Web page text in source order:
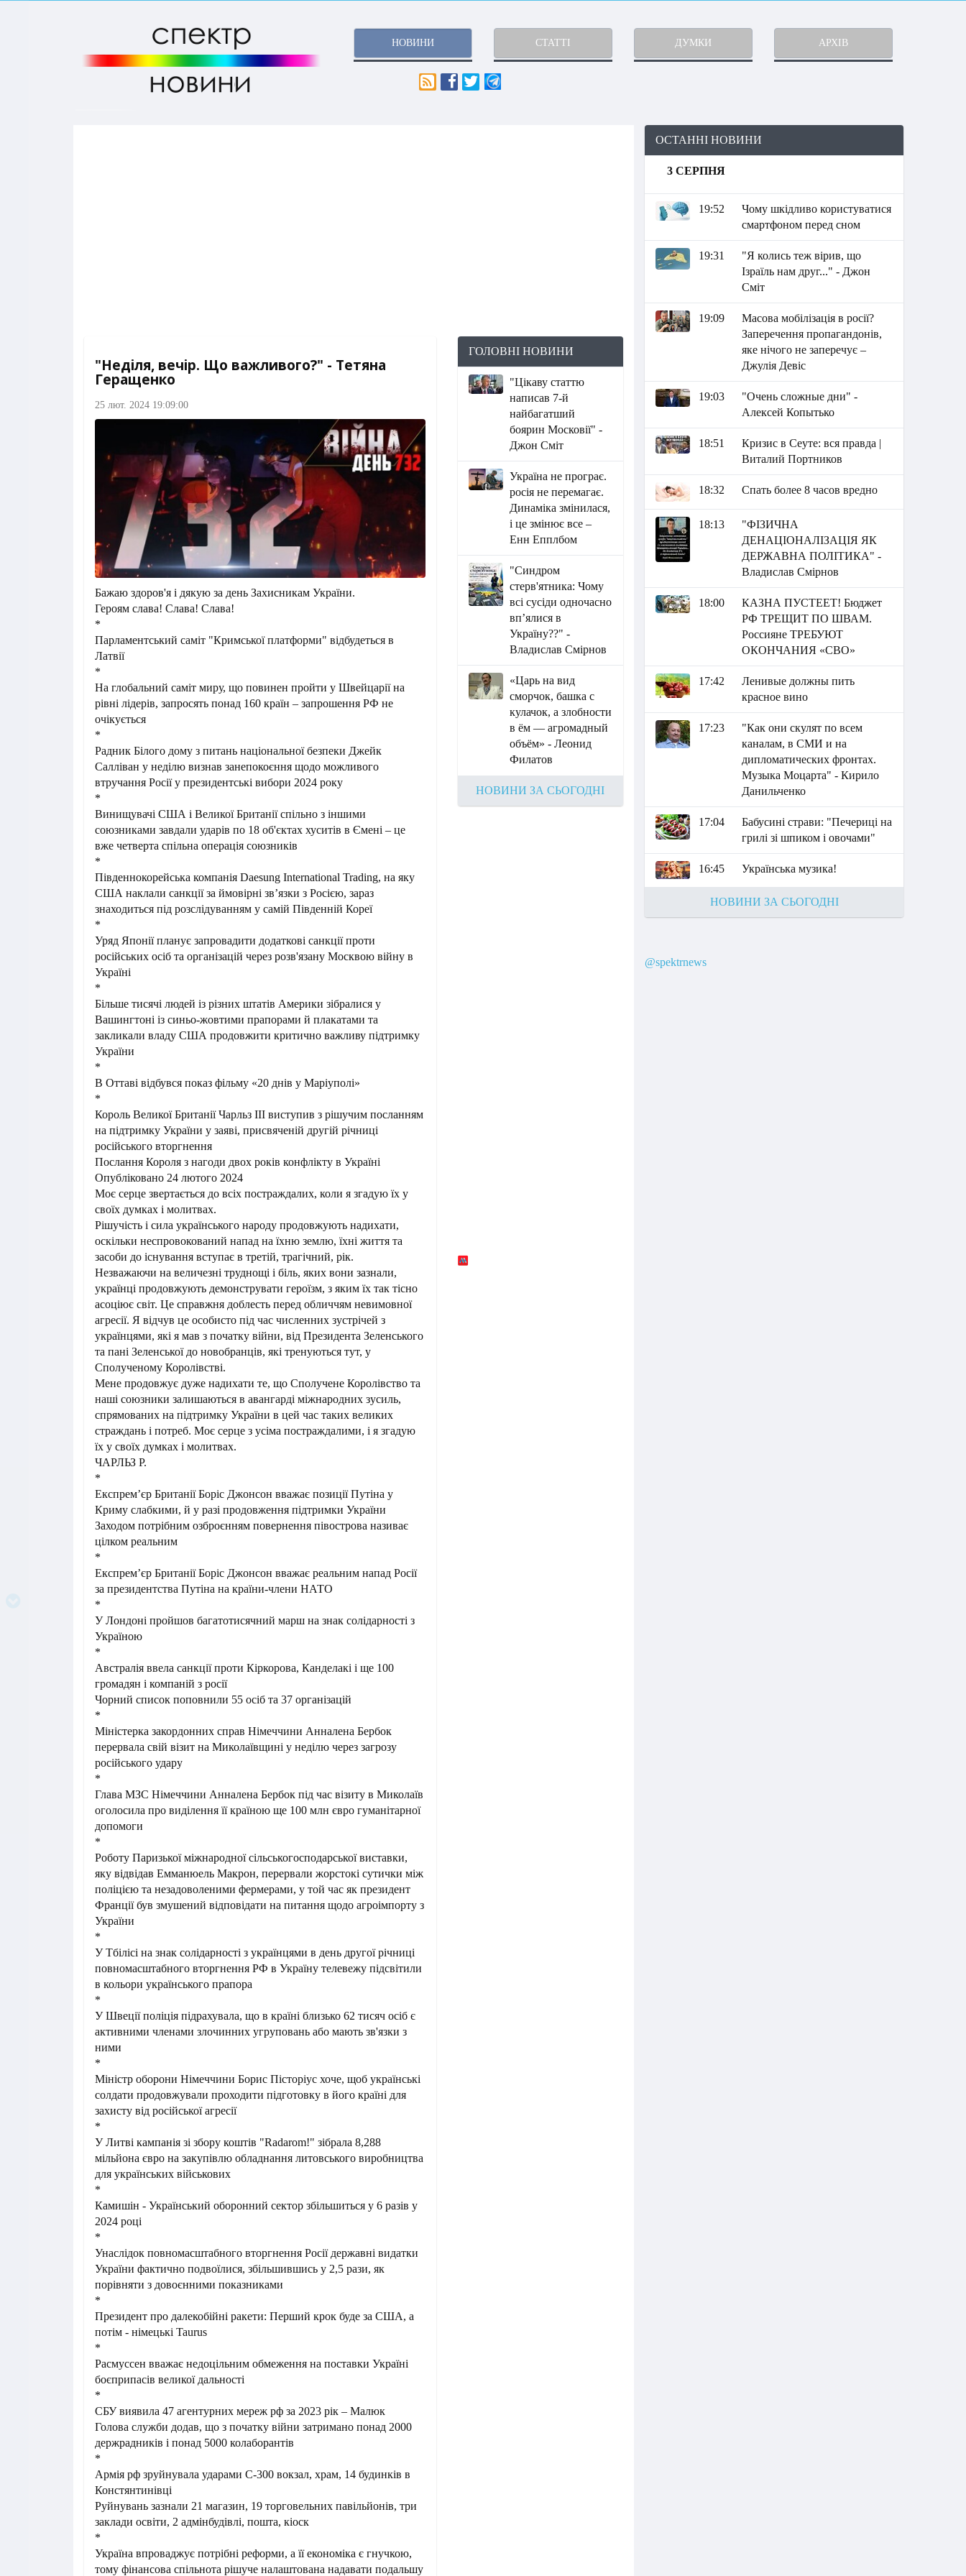
НОВИНИ СТАТТІ ДУМКИ АРХІВ
"Неділя, вечір. Що важливого?" - Тетяна
Геращенко
25 лют. 2024 19:09:00
Бажаю здоров'я і дякую за день Захисникам України.
Героям слава! Слава! Слава!
*
Парламентський саміт "Кримської платформи" відбудеться в
Латвії
*
На глобальний саміт миру, що повинен пройти у Швейцарії на
рівні лідерів, запросять понад 160 країн – запрошення РФ не
очікується
*
Радник Білого дому з питань національної безпеки Джейк
Салліван у неділю визнав занепокоєння щодо можливого
втручання Росії у президентські вибори 2024 року
*
Винищувачі США і Великої Британії спільно з іншими
союзниками завдали ударів по 18 об'єктах хуситів в Ємені – це
вже четверта спільна операція союзників
*
Південнокорейська компанія Daesung International Trading, на яку
США наклали санкції за ймовірні зв’язки з Росією, зараз
знаходиться під розслідуванням у самій Південній Кореї
*
Уряд Японії планує запровадити додаткові санкції проти
російських осіб та організацій через розв'язану Москвою війну в
Україні
*
Більше тисячі людей із різних штатів Америки зібралися у
Вашингтоні із синьо-жовтими прапорами й плакатами та
закликали владу США продовжити критично важливу підтримку
України
*
В Оттаві відбувся показ фільму «20 днів у Маріуполі»
*
Король Великої Британії Чарльз ІІІ виступив з рішучим посланням
на підтримку України у заяві, присвяченій другій річниці
російського вторгнення
Послання Короля з нагоди двох років конфлікту в Україні
Опубліковано 24 лютого 2024
Моє серце звертається до всіх постраждалих, коли я згадую їх у
своїх думках і молитвах.
Рішучість і сила українського народу продовжують надихати,
оскільки неспровокований напад на їхню землю, їхні життя та
засоби до існування вступає в третій, трагічний, рік.
Незважаючи на величезні труднощі і біль, яких вони зазнали,
українці продовжують демонструвати героїзм, з яким їх так тісно
асоціює світ. Це справжня доблесть перед обличчям невимовної
агресії. Я відчув це особисто під час численних зустрічей з
українцями, які я мав з початку війни, від Президента Зеленського
та пані Зеленської до новобранців, які тренуються тут, у
Сполученому Королівстві.
Мене продовжує дуже надихати те, що Сполучене Королівство та
наші союзники залишаються в авангарді міжнародних зусиль,
спрямованих на підтримку України в цей час таких великих
страждань і потреб. Моє серце з усіма постраждалими, і я згадую
їх у своїх думках і молитвах.
ЧАРЛЬЗ Р.
*
Експрем’єр Британії Боріс Джонсон вважає позиції Путіна у
Криму слабкими, й у разі продовження підтримки України
Заходом потрібним озброєнням повернення півострова називає
цілком реальним
*
Експрем’єр Британії Боріс Джонсон вважає реальним напад Росії
за президентства Путіна на країни-члени НАТО
*
У Лондоні пройшов багатотисячний марш на знак солідарності з
Україною
*
Австралія ввела санкції проти Кіркорова, Канделакі і ще 100
громадян і компаній з росії
Чорний список поповнили 55 осіб та 37 організацій
*
Міністерка закордонних справ Німеччини Анналена Бербок
перервала свій візит на Миколаївщині у неділю через загрозу
російського удару
*
Глава МЗС Німеччини Анналена Бербок під час візиту в Миколаїв
оголосила про виділення її країною ще 100 млн євро гуманітарної
допомоги
*
Роботу Паризької міжнародної сільськогосподарської виставки,
яку відвідав Емманюель Макрон, перервали жорстокі сутички між
поліцією та незадоволеними фермерами, у той час як президент
Франції був змушений відповідати на питання щодо агроімпорту з
України
*
У Тбілісі на знак солідарності з українцями в день другої річниці
повномасштабного вторгнення РФ в Україну телевежу підсвітили
в кольори українського прапора
*
У Швеції поліція підрахувала, що в країні близько 62 тисяч осіб є
активними членами злочинних угруповань або мають зв'язки з
ними
*
Міністр оборони Німеччини Борис Пісторіус хоче, щоб українські
солдати продовжували проходити підготовку в його країні для
захисту від російської агресії
*
У Литві кампанія зі збору коштів "Radarom!" зібрала 8,288
мільйона євро на закупівлю обладнання литовського виробництва
для українських військових
*
Камишін - Український оборонний сектор збільшиться у 6 разів у
2024 році
*
Унаслідок повномасштабного вторгнення Росії державні видатки
України фактично подвоїлися, збільшившись у 2,5 рази, як
порівняти з довоєнними показниками
*
Президент про далекобійні ракети: Перший крок буде за США, а
потім - німецькі Taurus
*
Расмуссен вважає недоцільним обмеження на поставки Україні
боєприпасів великої дальності
*
СБУ виявила 47 агентурних мереж рф за 2023 рік – Малюк
Голова служби додав, що з початку війни затримано понад 2000
держрадників і понад 5000 колаборантів
*
Армія рф зруйнувала ударами С-300 вокзал, храм, 14 будинків в
Констянтинівці
Руйнувань зазнали 21 магазин, 19 торговельних павільйонів, три
заклади освіти, 2 адмінбудівлі, пошта, кіоск
*
Україна впроваджує потрібні реформи, а її економіка є гнучкою,
тому фінансова спільнота рішуче налаштована надавати подальшу
ГОЛОВНІ НОВИНИ
"Цікаву статтю
написав 7-й
найбагатший
боярин Московії" -
Джон Сміт
Україна не програє.
росія не перемагає.
Динаміка змінилася,
і це змінює все –
Енн Епплбом
"Синдром
стерв'ятника: Чому
всі сусіди одночасно
вп’ялися в
Україну??" -
Владислав Смірнов
«Царь на вид
сморчок, башка с
кулачок, а злобности
в ём — агромадный
объём» - Леонид
Филатов
НОВИНИ ЗА СЬОГОДНІ
ОСТАННІ НОВИНИ
3 СЕРПНЯ
19:52
Чому шкідливо користуватися
смартфоном перед сном
19:31
"Я колись теж вірив, що
Ізраїль нам друг..." - Джон
Сміт
19:09
Масова мобілізація в росії?
Заперечення пропагандонів,
яке нічого не заперечує –
Джулія Девіс
19:03
"Очень сложные дни" -
Алексей Копытько
18:51
Кризис в Сеуте: вся правда |
Виталий Портников
18:32 Спать более 8 часов вредно
18:13
"ФІЗИЧНА
ДЕНАЦІОНАЛІЗАЦІЯ ЯК
ДЕРЖАВНА ПОЛІТИКА" -
Владислав Смірнов
18:00
КАЗНА ПУСТЕЕТ! Бюджет
РФ ТРЕЩИТ ПО ШВАМ.
Россияне ТРЕБУЮТ
ОКОНЧАНИЯ «СВО»
17:42
Ленивые должны пить
красное вино
17:23
"Как они скулят по всем
каналам, в СМИ и на
дипломатических фронтах.
Музыка Моцарта" - Кирило
Данильченко
17:04
Бабусині страви: "Печериці на
грилі зі шпиком і овочами"
16:45 Українська музика!
НОВИНИ ЗА СЬОГОДНІ
@spektrnews